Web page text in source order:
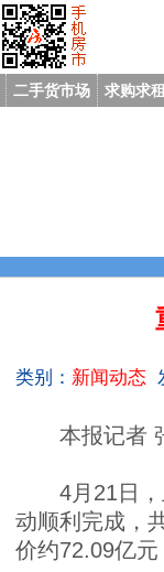
二手货市场 求购求
类别： 新闻动态
本报记者
4月21日，
动顺利完成，
价约72.09亿